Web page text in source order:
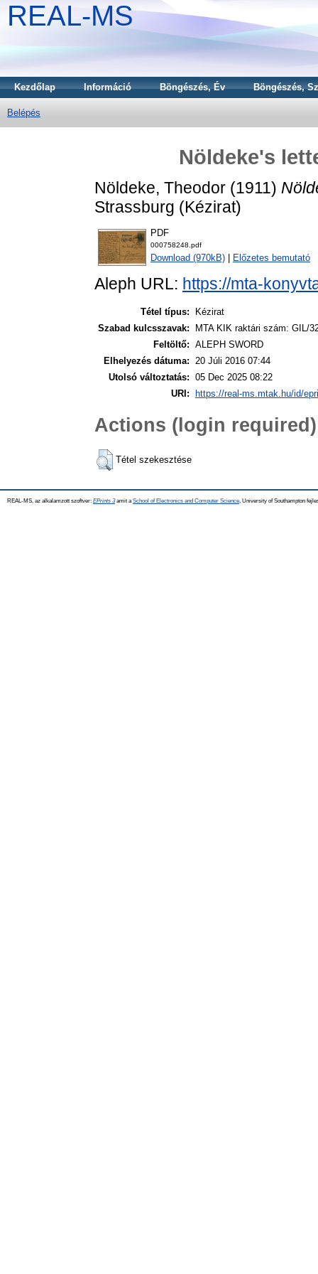
REAL-MS
Kezdőlap Információ Böngészés, Év Böngészés,
Belépés
Nöldeke's
Nöldeke, Theodor (1911)
Strassburg (Kézirat)
PDF
000758248.pdf
Download (970kB) Előzetes bemutató
Aleph URL: https://mta-
Tétel típus:
Kézirat
Szabad kulcsszavak:
MTA KIK raktári szám: GIL/
Feltöltő: ALEPH SWORD
Elhelyezés dátuma: 20 Júli 2016 07:44
Utolsó változtatás: 05 Dec 2025 08:22
URI:
https://real-ms.mtak.hu/id/
Actions (login required)
Tétel szekesztése
REAL-MS, az alkalamzott szoftver: EPrints 3amit a School of Electronics and Computer Science , University of Southampton